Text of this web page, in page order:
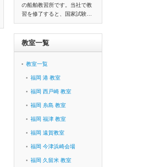
の船舶教習所です。当社で教
習を修了すると、国家試験…
教室一覧
教室一覧
福岡 港 教室
福岡 西戸崎 教室
福岡 糸島 教室
福岡 福津 教室
福岡 遠賀教室
福岡 今津浜崎会場
福岡 久留米 教室